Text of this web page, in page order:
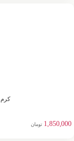
کرم
1,850,000 تومان